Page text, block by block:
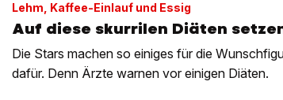
Lehm, Kaffee-Einlauf und Essig
Auf diese skurrilen Diäten
Die Stars machen so einiges für die
dafür. Denn Ärzte warnen vor einigen Diäten.